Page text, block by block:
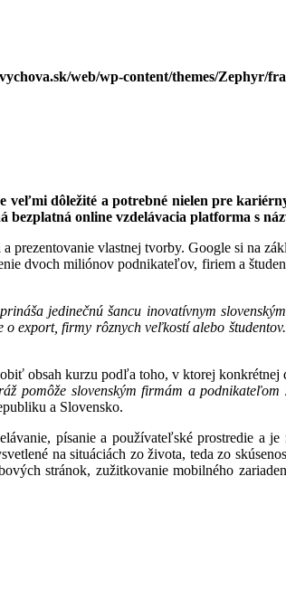
web/wp-content/themes/Zephyr/
veľmi dôležité a potrebné nielen pre
bezplatná online vzdelávacia platforma s
prezentovanie vlastnej tvorby. Google si na
dvoch miliónov podnikateľov, firiem a
jedinečnú šancu inovatívnym
export, firmy rôznych veľkostí alebo
obsah kurzu podľa toho, v ktorej konkrétnej
pomôže slovenským firmám a
a Slovensko.
písanie a používateľské prostredie a je
na situáciách zo života, teda zo
stránok, zužitkovanie mobilného